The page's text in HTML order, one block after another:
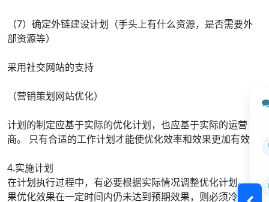
（7）确定外链建设计划（手头上有什么资源，是否需要外
部资源等）
采用社交网站的支持
（营销策划网站优化）
计划的制定应基于实际的优化计划，也应基于实际的运营
商。 只有合适的工作计划才能使优化效率和效果更加有效。
4.实施计划
在计划执行过程中，有必要根据实际情况调整优化计划。 如
果优化效果在一定时间内仍未达到预期效果，则必须冷静下